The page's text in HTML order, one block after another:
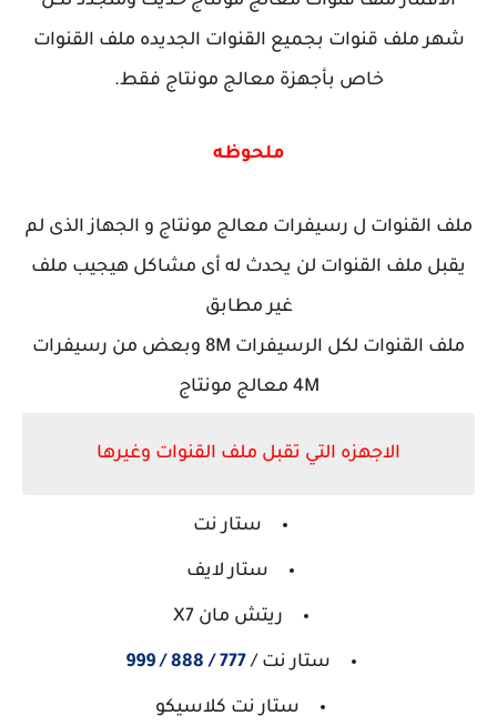
شهر ملف قنوات بجميع القنوات الجديده ملف القنوات
خاص بأجهزة معالج مونتاج فقط.
ملحوظه
ملف القنوات ل رسيفرات معالج مونتاج و الجهاز الذى لم
يقبل ملف القنوات لن يحدث له أى مشاكل هيجيب ملف
غير مطابق
ملف القنوات لكل الرسيفرات 8M وبعض من رسيفرات
4M معالج مونتاج
الاجهزه التي تقبل ملف القنوات وغيرها
ستار نت
ستار لايف
ريتش مان X7
ستار نت /777 / 888 / 999
ستار نت كلاسيكو